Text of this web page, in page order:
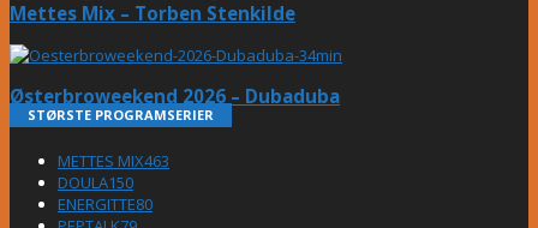
Mettes Mix – Torben Stenkilde
Østerbroweekend 2026 – Dubaduba
STØRSTE PROGRAMSERIER
METTES MIX463
DOULA150
ENERGITTE80